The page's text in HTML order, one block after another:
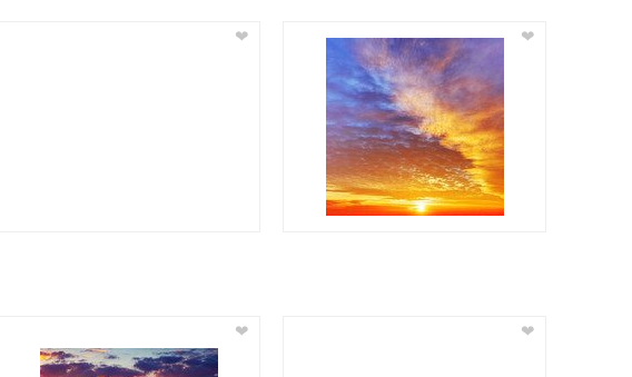
❤ ❤
❤ ❤